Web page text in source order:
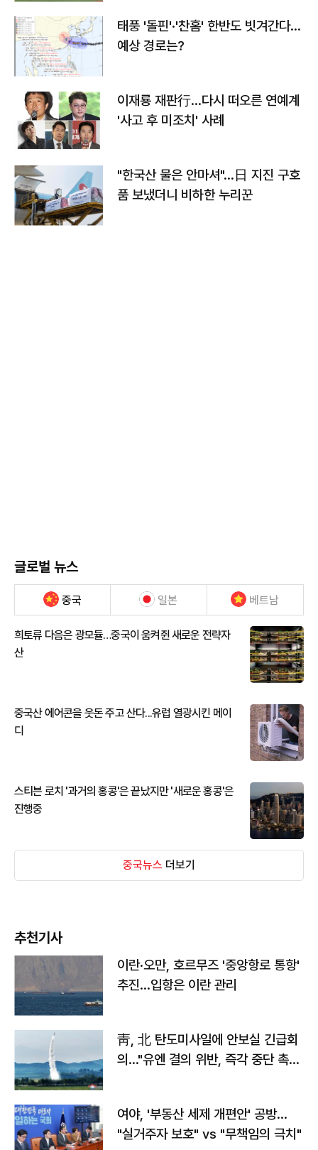
태풍 '돌핀'·'찬홈' 한반도 빗겨간다…
예상 경로는?
이재룡 재판行…다시 떠오른 연예계
'사고 후 미조치' 사례
"한국산 물은 안마셔"…日 지진 구호
품 보냈더니 비하한 누리꾼
글로벌 뉴스
중국 일본 베트남
희토류 다음은 광모듈…중국이 움켜쥔 새로운 전략자
산
중국산 에어콘을 웃돈 주고 산다...유럽 열광시킨 메이
디
스티븐 로치 '과거의 홍콩'은 끝났지만 '새로운 홍콩'은
진행중
중국뉴스 더보기
추천기사
이란·오만, 호르무즈 '중앙항로 통항'
추진…입항은 이란 관리
靑, 北 탄도미사일에 안보실 긴급회
의…"유엔 결의 위반, 즉각 중단 촉
여야, '부동산 세제 개편안' 공방…
"실거주자 보호" vs "무책임의 극치"